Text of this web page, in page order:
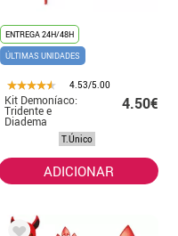
ENTREGA 24H/48H
ÚLTIMAS UNIDADES
4.53/5.00
Kit Demoníaco:
Tridente e
Diadema
4.50€
T.Único
ADICIONAR